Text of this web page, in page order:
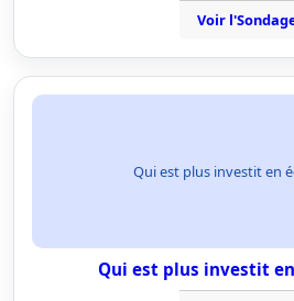
Voir
Qui est plus investit en
Qui est plus investit